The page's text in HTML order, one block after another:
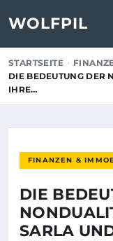
WOLFPIL
STARTSEITE
DIE BEDEUTUNG DER
IHRE…
FINANZEN &
DIE
SARLA